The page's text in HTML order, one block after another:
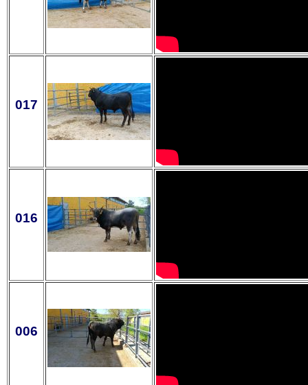
017
016
006